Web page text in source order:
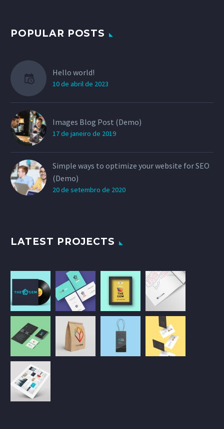
POPULAR POSTS
Hello world!
10 de abril de 2023
Images Blog Post (Demo)
17 de janeiro de 2019
Simple ways to optimize your website for SEO
(Demo)
20 de setembro de 2020
LATEST PROJECTS